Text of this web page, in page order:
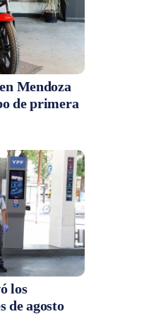
Mendoza
de primera
los
de agosto